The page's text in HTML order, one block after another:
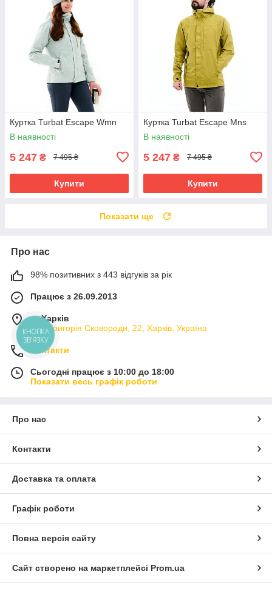
Куртка Turbat Escape Wmn
В наявності
5 247 ₴ 7 495 ₴
Купити
Куртка Turbat Escape Mns
В наявності
5 247 ₴ 7 495 ₴
Купити
Показати ще
Про нас
98% позитивних з 443 відгуків за рік
Працює з 26.09.2013
м. Харків
вул. Григорія Сковороди, 22, Харків, Україна
Контакти
Сьогодні працює з 10:00 до 18:00
Показати весь графік роботи
Про нас
Контакти
Доставка та оплата
Графік роботи
Повна версія сайту
Сайт створено на маркетплейсі Prom.ua
КНОПКА
ЗВ'ЯЗКУ